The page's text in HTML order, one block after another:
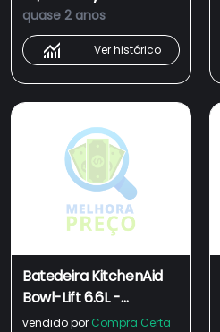
quase 2 anos
Ver histórico
Batedeira KitchenAid
Bowl-Lift 6.6L -
KEC66AV Outlet
vendido por Compra Certa